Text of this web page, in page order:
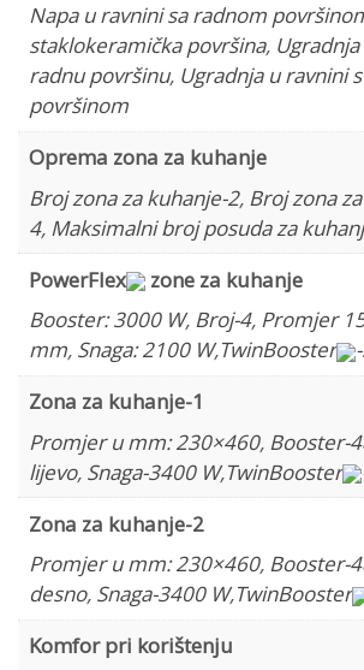
Napa u ravnini sa radnom
staklokeramička površina,
radnu površinu, Ugradnja u ravnini
površinom
Oprema zona za kuhanje
Broj zona za kuhanje-2, Broj zona
4, Maksimalni broj posuda za
PowerFlex
zone za kuhanje
Booster: 3000 W, Broj-4, Promjer
mm, Snaga: 2100 W,TwinBooster
Zona za kuhanje-1
Promjer u mm: 230×460, Booster-
lijevo, Snaga-3400 W,TwinBooster
Zona za kuhanje-2
Promjer u mm: 230×460, Booster-
desno, Snaga-3400 W,TwinBooster
Komfor pri korištenju